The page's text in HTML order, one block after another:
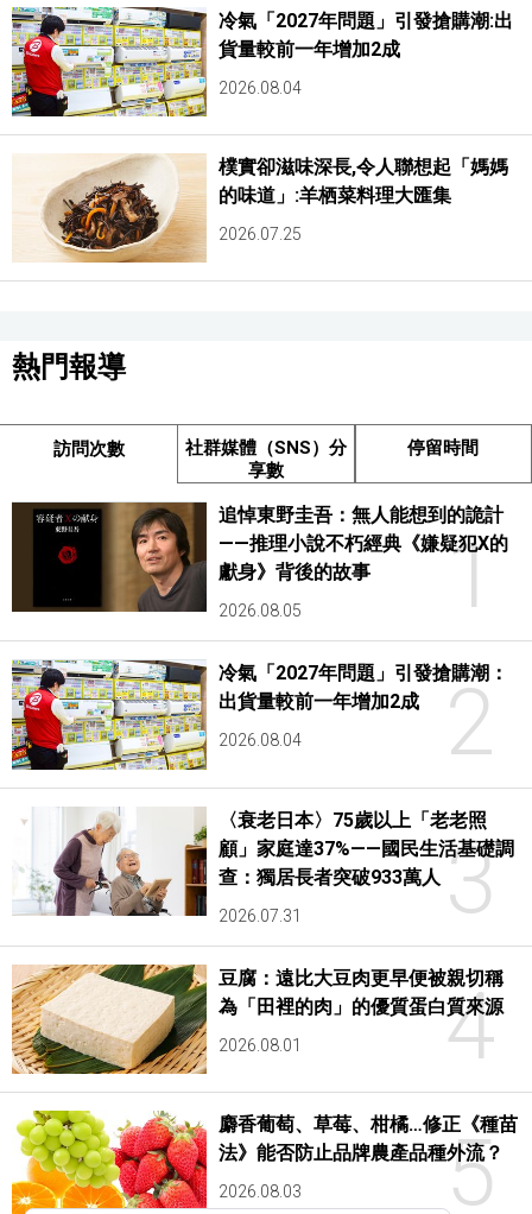
冷氣「2027年問題」引發搶購潮:出
貨量較前一年增加2成
2026.08.04
樸實卻滋味深長,令人聯想起「媽媽
的味道」:羊栖菜料理大匯集
2026.07.25
熱門報導
訪問次數
社群媒體（SNS）分
享數
停留時間
1
追悼東野圭吾：無人能想到的詭計
——推理小說不朽經典《嫌疑犯X的
獻身》背後的故事
2026.08.05
2
冷氣「2027年問題」引發搶購潮：
出貨量較前一年增加2成
2026.08.04
3
〈衰老日本〉75歲以上「老老照
顧」家庭達37%——國民生活基礎調
查：獨居長者突破933萬人
2026.07.31
4
豆腐：遠比大豆肉更早便被親切稱
為「田裡的肉」的優質蛋白質來源
2026.08.01
5
麝香葡萄、草莓、柑橘…修正《種苗
法》能否防止品牌農產品種外流？
2026.08.03